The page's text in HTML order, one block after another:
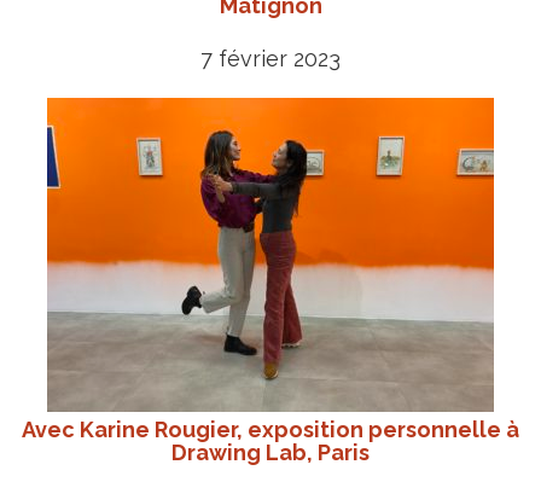
Matignon
7 février 2023
Avec Karine Rougier, exposition personnelle à
Drawing Lab, Paris